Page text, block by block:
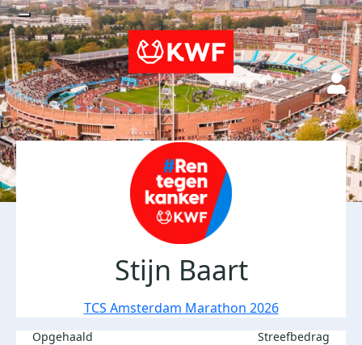
Stijn Baart
TCS Amsterdam Marathon 2026
Opgehaald Streefbedrag